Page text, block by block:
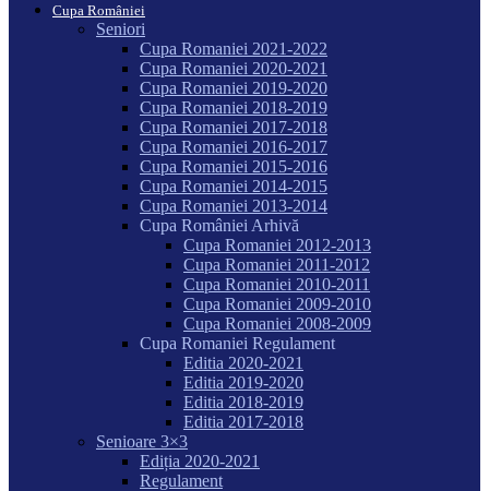
Cupa României
Seniori
Cupa Romaniei 2021-2022
Cupa Romaniei 2020-2021
Cupa Romaniei 2019-2020
Cupa Romaniei 2018-2019
Cupa Romaniei 2017-2018
Cupa Romaniei 2016-2017
Cupa Romaniei 2015-2016
Cupa Romaniei 2014-2015
Cupa Romaniei 2013-2014
Cupa României Arhivă
Cupa Romaniei 2012-2013
Cupa Romaniei 2011-2012
Cupa Romaniei 2010-2011
Cupa Romaniei 2009-2010
Cupa Romaniei 2008-2009
Cupa Romaniei Regulament
Editia 2020-2021
Editia 2019-2020
Editia 2018-2019
Editia 2017-2018
Senioare 3×3
Ediția 2020-2021
Regulament